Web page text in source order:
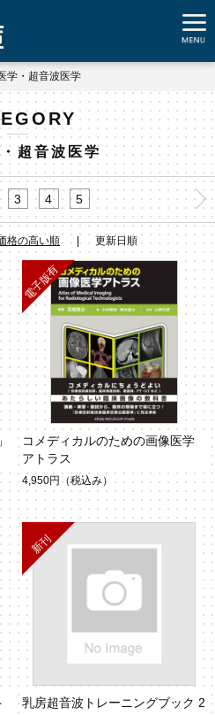
学・超音波医学
超音波医学
3 4 5
格の高い順 更新日順
コメディカルのための画像医学
アトラス
4,950円 （税込み）
乳房超音波トレーニングブック 2